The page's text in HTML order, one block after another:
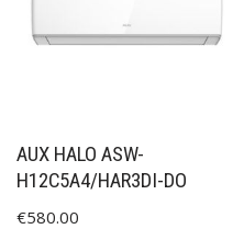
AUX HALO ASW-
H12C5A4/HAR3DI-DO
€580.00